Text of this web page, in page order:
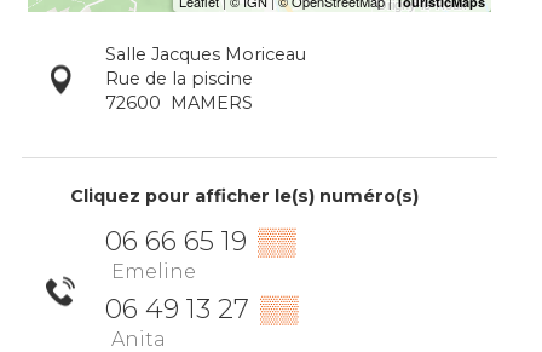
Salle Jacques Moriceau
Rue de la piscine
72600
MAMERS
Cliquez pour afficher le(s) numéro(s)
06 66 65 19 ▒▒
Emeline
06 49 13 27 ▒▒
Anita